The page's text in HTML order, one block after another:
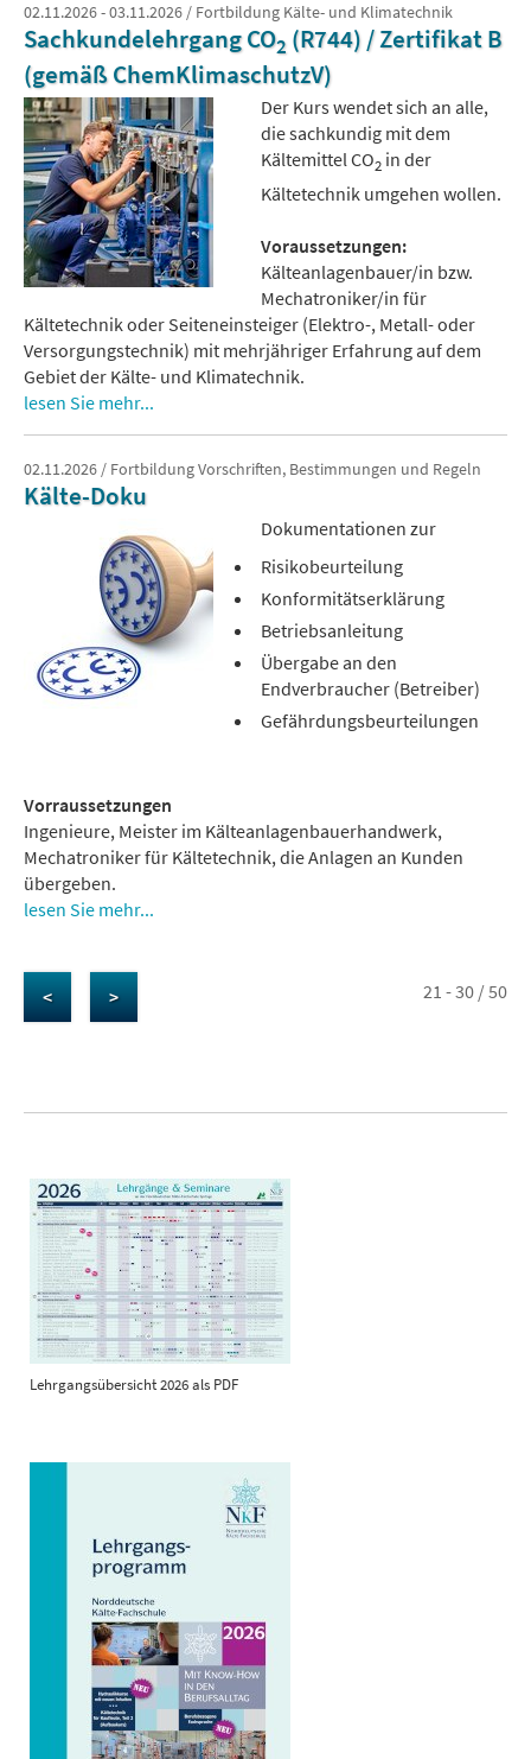
02.11.2026 - 03.11.2026 / Fortbildung Kälte- und Klimatechnik
Sachkundelehrgang CO2 (R744) / Zertifikat B
(gemäß ChemKlimaschutzV)
Der Kurs wendet sich an alle,
die sachkundig mit dem
Kältemittel CO2 in der
Kältetechnik umgehen wollen.
Voraussetzungen:
Kälteanlagenbauer/in bzw.
Mechatroniker/in für
Kältetechnik oder Seiteneinsteiger (Elektro-, Metall- oder
Versorgungstechnik) mit mehrjähriger Erfahrung auf dem
Gebiet der Kälte- und Klimatechnik.
lesen Sie mehr...
02.11.2026 / Fortbildung Vorschriften, Bestimmungen und Regeln
Kälte-Doku
Dokumentationen zur
Risikobeurteilung
Konformitätserklärung
Betriebsanleitung
Übergabe an den
Endverbraucher (Betreiber)
Gefährdungsbeurteilungen
Vorraussetzungen
Ingenieure, Meister im Kälteanlagenbauerhandwerk,
Mechatroniker für Kältetechnik, die Anlagen an Kunden
übergeben.
lesen Sie mehr...
< > 21 - 30 / 50
Lehrgangsübersicht 2026 als PDF